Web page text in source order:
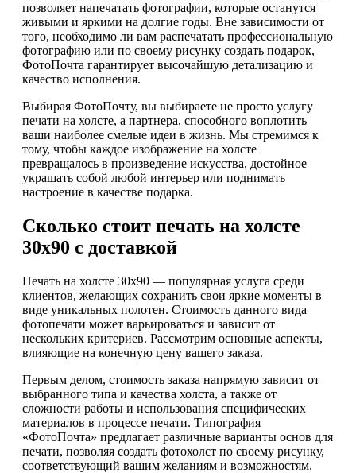
позволяет напечатать фотографии, которые останутся
живыми и яркими на долгие годы. Вне зависимости от
того, необходимо ли вам распечатать профессиональную
фотографию или по своему рисунку создать подарок,
ФотоПочта гарантирует высочайшую детализацию и
качество исполнения.
Выбирая ФотоПочту, вы выбираете не просто услугу
печати на холсте, а партнера, способного воплотить
ваши наиболее смелые идеи в жизнь. Мы стремимся к
тому, чтобы каждое изображение на холсте
превращалось в произведение искусства, достойное
украшать собой любой интерьер или поднимать
настроение в качестве подарка.
Сколько стоит печать на холсте
30х90 с доставкой
Печать на холсте 30х90 — популярная услуга среди
клиентов, желающих сохранить свои яркие моменты в
виде уникальных полотен. Стоимость данного вида
фотопечати может варьироваться и зависит от
нескольких критериев. Рассмотрим основные аспекты,
влияющие на конечную цену вашего заказа.
Первым делом, стоимость заказа напрямую зависит от
выбранного типа и качества холста, а также от
сложности работы и использования специфических
материалов в процессе печати. Типография
«ФотоПочта» предлагает различные варианты основ для
печати, позволяя создать фотохолст по своему рисунку,
соответствующий вашим желаниям и возможностям.